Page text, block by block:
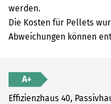
werden.
Die Kosten für Pellets
Abweichungen können
A+
Effizienzhaus 40,